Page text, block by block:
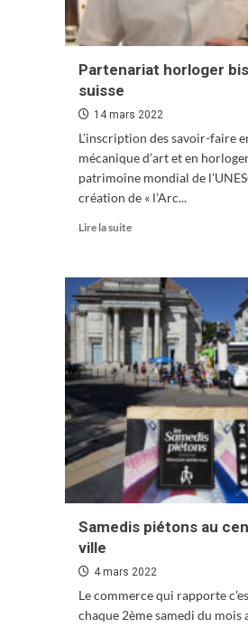
Partenariat horloger
suisse
14 mars 2022
L’inscription des savoir-faire
mécanique d’art et en
patrimoine mondial de
création de « l’Arc...
Lire la suiteEn
sur
Partenariat
horloger
bisonto-
suisse
Samedis piétons au
ville
4 mars 2022
Le commerce qui rapporte
chaque 2ème samedi du mois